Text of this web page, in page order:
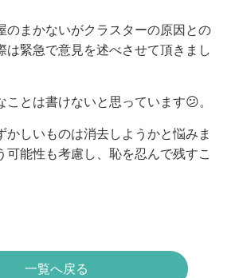
のまかないがクラスターの原因との
は緊急で意見を述べさせて頂きまし
ことは書けないと思っています😕。
かしいものは消去しようかと悩みま
可能性も考慮し、恥を忍んで残すこ
一覧へ戻る